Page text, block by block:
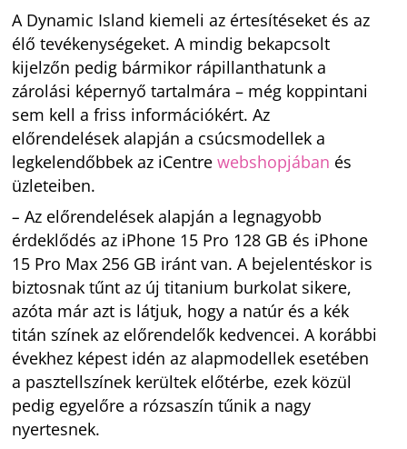
A Dynamic Island kiemeli az értesítéseket és az
élő tevékenységeket. A mindig bekapcsolt
kijelzőn pedig bármikor rápillanthatunk a
zárolási képernyő tartalmára – még koppintani
sem kell a friss információkért. Az
előrendelések alapján a csúcsmodellek a
legkelendőbbek az iCentrewebshopjában és
üzleteiben.
–Az előrendelések alapján a legnagyobb
érdeklődés az iPhone 15 Pro 128 GB és iPhone
15 Pro Max 256 GB iránt van. A bejelentéskor is
biztosnak tűnt az új titanium burkolat sikere,
azóta már azt is látjuk, hogy a natúr és a kék
titán színek az előrendelők kedvencei. A korábbi
évekhez képest idén az alapmodellek esetében
a pasztellszínek kerültek előtérbe, ezek közül
pedig egyelőre a rózsaszín tűnik a nagy
nyertesnek.